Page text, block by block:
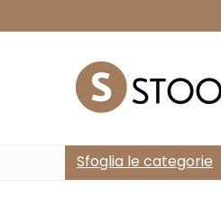
Sfoglia le categorie